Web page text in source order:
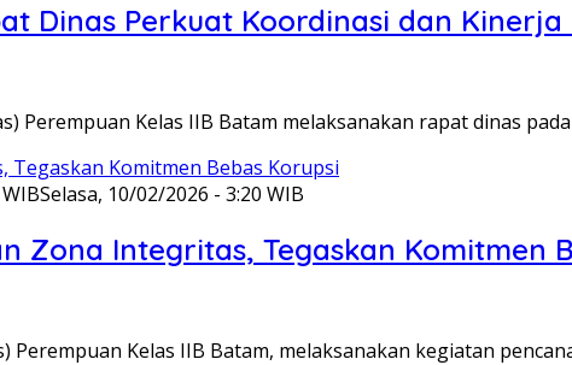
Dinas Perkuat Koordinasi dan Kinerja
Perempuan Kelas IIB Batam melaksanakan rapat dinas
Selasa, 10/02/2026 - 3:20 WIB
Zona Integritas, Tegaskan Komitmen
Perempuan Kelas IIB Batam, melaksanakan kegiatan